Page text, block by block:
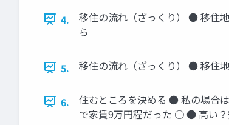
4.
移住の流れ（ざっくり） ● 移住
ら
5. 移住の流れ（ざっくり） ● 移住
6.
住むところを決める ● 私の場合
で家賃9万円程だった ○ ● 高い？